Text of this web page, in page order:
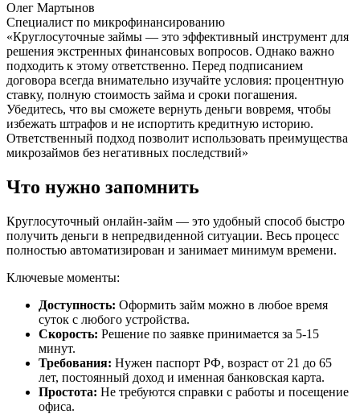
Олег Мартынов
Специалист по микрофинансированию
«Круглосуточные займы — это эффективный инструмент для
решения экстренных финансовых вопросов. Однако важно
подходить к этому ответственно. Перед подписанием
договора всегда внимательно изучайте условия: процентную
ставку, полную стоимость займа и сроки погашения.
Убедитесь, что вы сможете вернуть деньги вовремя, чтобы
избежать штрафов и не испортить кредитную историю.
Ответственный подход позволит использовать преимущества
микрозаймов без негативных последствий»
Что нужно запомнить
Круглосуточный онлайн-займ — это удобный способ быстро
получить деньги в непредвиденной ситуации. Весь процесс
полностью автоматизирован и занимает минимум времени.
Ключевые моменты:
Доступность: Оформить займ можно в любое время
суток с любого устройства.
Скорость: Решение по заявке принимается за 5-15
минут.
Требования: Нужен паспорт РФ, возраст от 21 до 65
лет, постоянный доход и именная банковская карта.
Простота: Не требуются справки с работы и посещение
офиса.